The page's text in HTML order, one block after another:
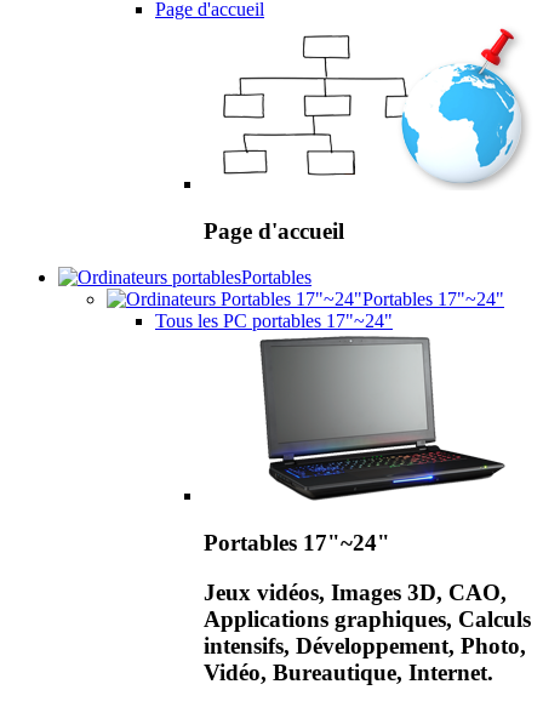
Page d'accueil
Page d'accueil
Portables
Portables 17"~24"
Tous les PC portables 17"~24"
Portables 17"~24"
Jeux vidéos, Images 3D, CAO,
Applications graphiques, Calculs
intensifs, Développement, Photo,
Vidéo, Bureautique, Internet.